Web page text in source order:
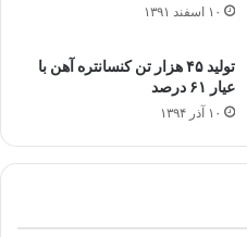
۱۰ اسفند ۱۳۹۱
تولید ۴۵ هزار تن کنسانتره آهن با
عیار ۶۱ درصد
۱۰ آذر ۱۳۹۴